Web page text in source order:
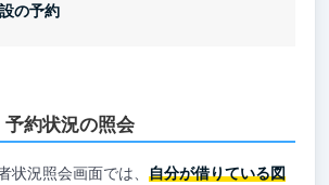
の予約
約状況の照会
状況照会画面では、 自分が借りている図